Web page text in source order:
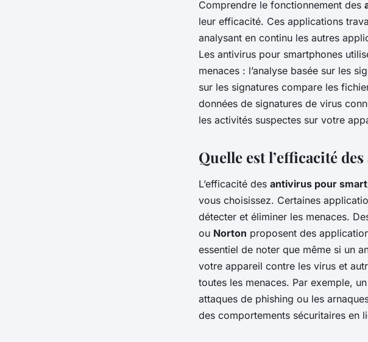
Comprendre le fonctionnement des
leur efficacité. Ces applications
analysant en continu les autres
Les antivirus pour smartphones
menaces : l’analyse basée sur les
sur les signatures compare les
données de signatures de virus
les activités suspectes sur votre
Quelle est l’efficacité
L’efficacité des antivirus pour
vous choisissez. Certaines
détecter et éliminer les menaces.
ou Norton proposent des
essentiel de noter que même si un
votre appareil contre les virus et
toutes les menaces. Par exemple,
attaques de phishing ou les
des comportements sécuritaires en